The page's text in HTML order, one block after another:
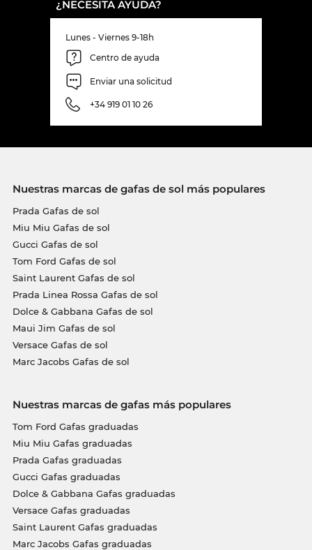
¿NECESITA AYUDA?
Lunes - Viernes 9-18h
Centro de ayuda
Enviar una solicitud
+34 919 01 10 26
Nuestras marcas de gafas de sol más populares
Prada Gafas de sol
Miu Miu Gafas de sol
Gucci Gafas de sol
Tom Ford Gafas de sol
Saint Laurent Gafas de sol
Prada Linea Rossa Gafas de sol
Dolce & Gabbana Gafas de sol
Maui Jim Gafas de sol
Versace Gafas de sol
Marc Jacobs Gafas de sol
Nuestras marcas de gafas más populares
Tom Ford Gafas graduadas
Miu Miu Gafas graduadas
Prada Gafas graduadas
Gucci Gafas graduadas
Dolce & Gabbana Gafas graduadas
Versace Gafas graduadas
Saint Laurent Gafas graduadas
Marc Jacobs Gafas graduadas